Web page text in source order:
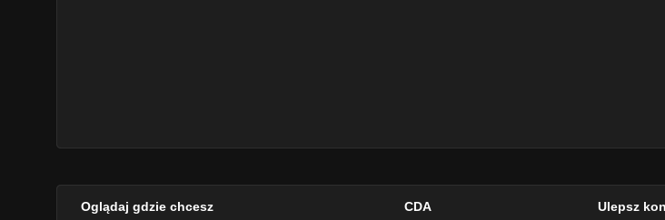
Oglądaj gdzie chcesz CDA Ulepsz